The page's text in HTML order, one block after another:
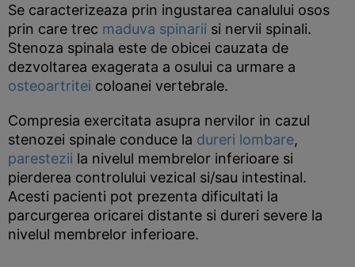
Se caracterizeaza prin ingustarea canalului osos
prin care trec maduva spinarii si nervii spinali.
Stenoza spinala este de obicei cauzata de
dezvoltarea exagerata a osului ca urmare a
osteoartritei coloanei vertebrale.
Compresia exercitata asupra nervilor in cazul
stenozei spinale conduce la dureri lombare,
parestezii la nivelul membrelor inferioare si
pierderea controlului vezical si/sau intestinal.
Acesti pacienti pot prezenta dificultati la
parcurgerea oricarei distante si dureri severe la
nivelul membrelor inferioare.